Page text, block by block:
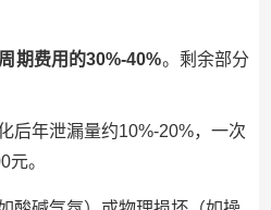
期费用的30%-40%。剩余部分
后年泄漏量约10%-20%，一次
。